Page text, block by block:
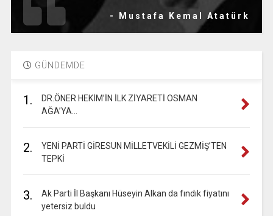
- Mustafa Kemal Atatürk
GÜNDEMDE
1.
DR.ÖNER HEKİM’İN İLK ZİYARETİ OSMAN
AĞA’YA…
2.
YENİ PARTİ GİRESUN MİLLETVEKİLİ GEZMİŞ’TEN
TEPKİ
3.
Ak Parti İl Başkanı Hüseyin Alkan da fındık fiyatını
yetersiz buldu